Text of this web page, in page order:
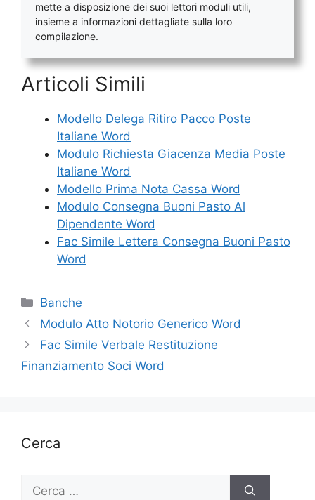
mette a disposizione dei suoi lettori moduli utili,
insieme a informazioni dettagliate sulla loro
compilazione.
Articoli Simili
Modello Delega Ritiro Pacco Poste
Italiane Word
Modulo Richiesta Giacenza Media Poste
Italiane Word
Modello Prima Nota Cassa Word
Modulo Consegna Buoni Pasto Al
Dipendente Word
Fac Simile Lettera Consegna Buoni Pasto
Word
Categorie
Banche
Modulo Atto Notorio Generico Word
Fac Simile Verbale Restituzione
Finanziamento Soci Word
Cerca
Ricerca